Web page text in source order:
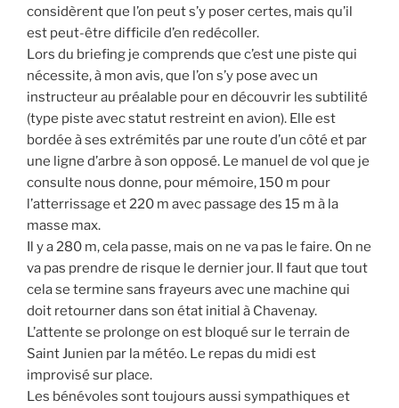
considèrent que l’on peut s’y poser certes, mais qu’il
est peut-être difficile d’en redécoller.
Lors du briefing je comprends que c’est une piste qui
nécessite, à mon avis, que l’on s’y pose avec un
instructeur au préalable pour en découvrir les subtilité
(type piste avec statut restreint en avion). Elle est
bordée à ses extrémités par une route d’un côté et par
une ligne d’arbre à son opposé. Le manuel de vol que je
consulte nous donne, pour mémoire, 150 m pour
l’atterrissage et 220 m avec passage des 15 m à la
masse max.
Il y a 280 m, cela passe, mais on ne va pas le faire. On ne
va pas prendre de risque le dernier jour. Il faut que tout
cela se termine sans frayeurs avec une machine qui
doit retourner dans son état initial à Chavenay.
L’attente se prolonge on est bloqué sur le terrain de
Saint Junien par la météo. Le repas du midi est
improvisé sur place.
Les bénévoles sont toujours aussi sympathiques et